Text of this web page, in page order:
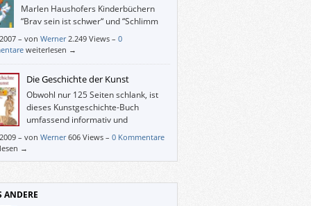
Marlen Haushofers Kinderbüchern
“Brav sein ist schwer“ und “Schlimm
sein ist auch kein Vergnügen“ merkt
an, dass sie 1965 resp. 1970
als es noch fesch war, dass Papa
(und ältere Geschwister den
Ohrfeigen gab(en).
– von Werner 2.249 Views – 0
weiterlesen →
Die Geschichte der Kunst
Obwohl nur 125 Seiten schlank, ist
dieses Kunstgeschichte-Buch
umfassend informativ und
übersichtlich.
– von Werner 606 Views – 0 Kommentare
→
ANDERE